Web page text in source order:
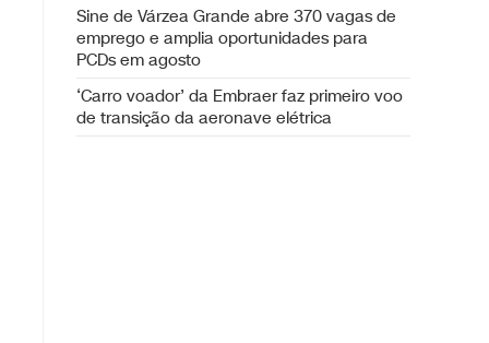
Sine de Várzea Grande abre 370 vagas de
emprego e amplia oportunidades para
PCDs em agosto
‘Carro voador’ da Embraer faz primeiro voo
de transição da aeronave elétrica